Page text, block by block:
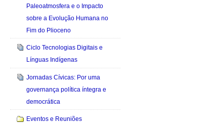
Paleoatmosfera e o Impacto
sobre a Evolução Humana no
Fim do Plioceno
Ciclo Tecnologias Digitais e
Línguas Indígenas
Jornadas Cívicas: Por uma
governança política íntegra e
democrática
Eventos e Reuniões